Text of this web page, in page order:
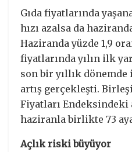
Gıda fiyatlarında
hızı azalsa da
Haziranda yüzde 1,9
fiyatlarında yılın ilk
son bir yıllık dönemde
artış gerçekleşti.
Fiyatları Endeksindeki
haziranla birlikte 73
Açlık riski büyüyor